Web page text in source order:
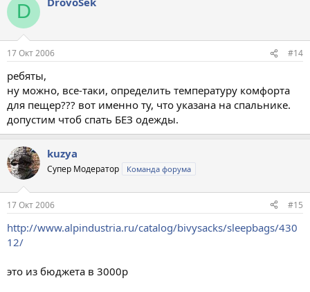
D
17 Окт 2006 #14
ребяты,
ну можно, все-таки, определить температуру комфорта
для пещер??? вот именно ту, что указана на спальнике.
допустим чтоб спать БЕЗ одежды.
kuzya
Супер Модератор Команда форума
17 Окт 2006 #15
http://www.alpindustria.ru/catalog/bivysacks/sleepbags/430
12/
это из бюджета в 3000р